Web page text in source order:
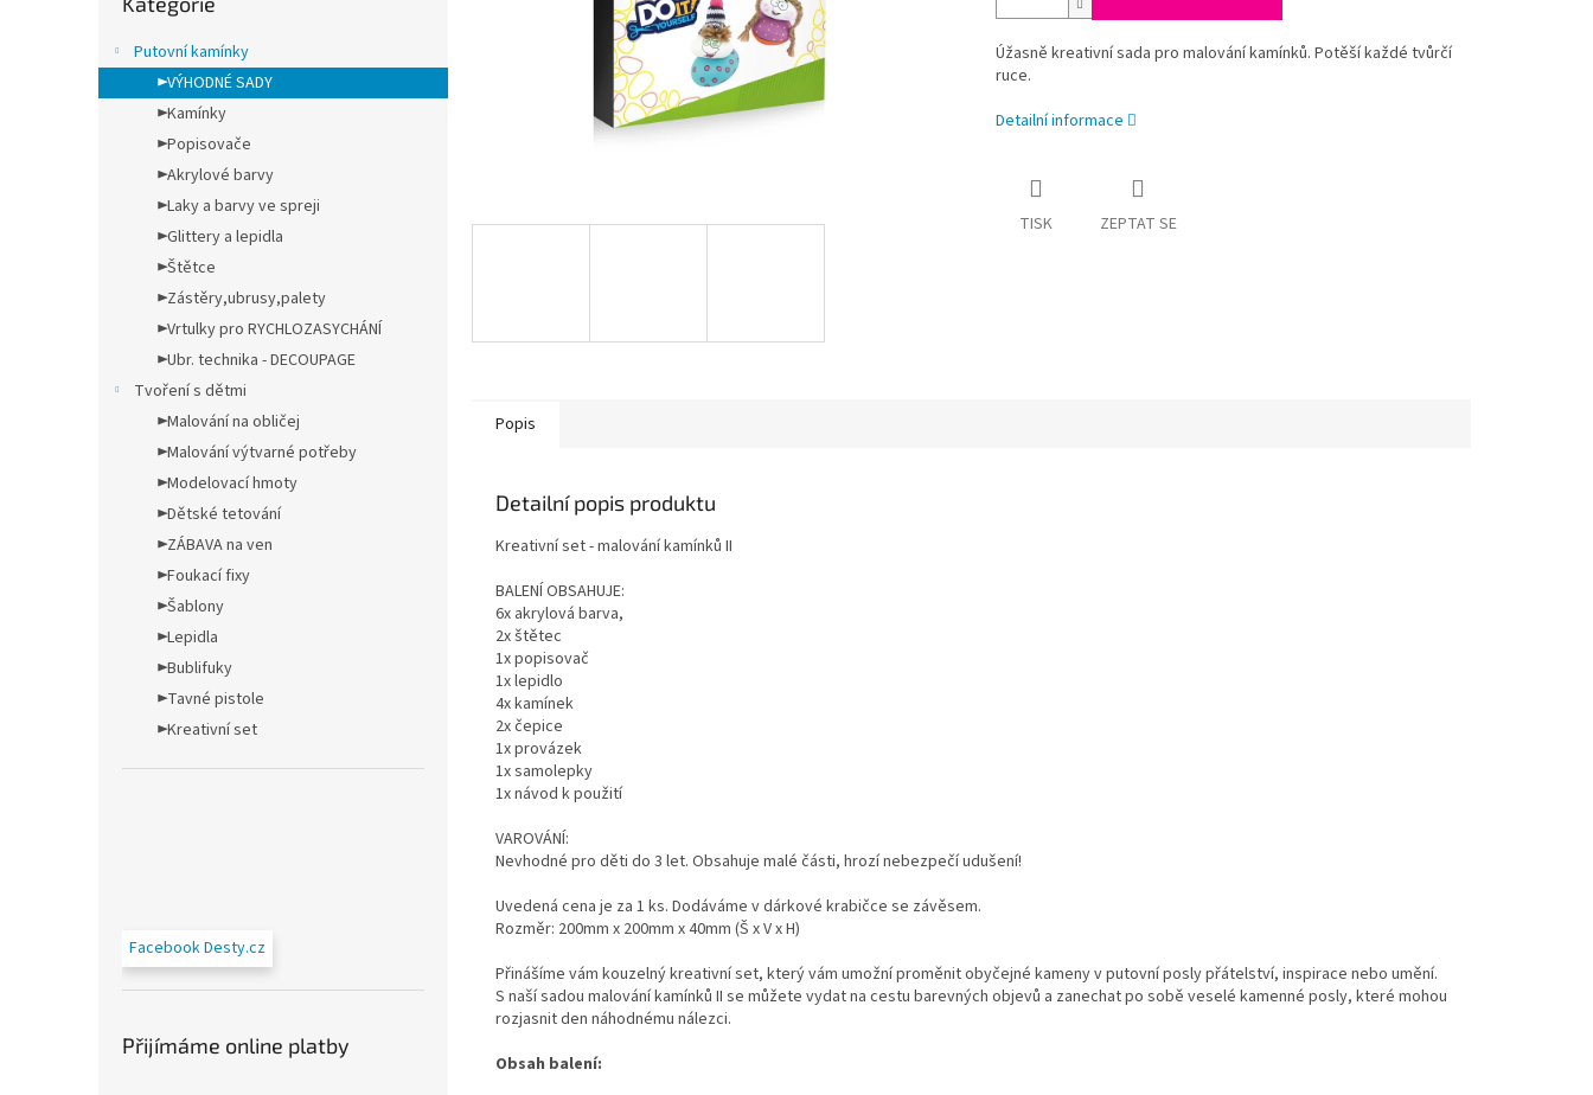
Putovní kamínky
►VÝHODNÉ SADY
►Kamínky
►Popisovače
►Akrylové barvy
►Laky a barvy ve spreji
►Glittery a lepidla
►Štětce
►Zástěry,ubrusy,palety
►Vrtulky pro RYCHLOZASYCHÁNÍ
►Ubr. technika - DECOUPAGE
Tvoření s dětmi
►Malování na obličej
►Malování výtvarné potřeby
►Modelovací hmoty
►Dětské tetování
►ZÁBAVA na ven
►Foukací fixy
►Šablony
►Lepidla
►Bublifuky
►Tavné pistole
►Kreativní set
Facebook Desty.cz
Přijímáme online platby
Úžasně kreativní sada pro malování kamínků. Potěší každé tvůrčí
ruce.
Detailní informace
TISK ZEPTAT SE
Popis
Detailní popis produktu
Kreativní set - malování kamínků II
BALENÍ OBSAHUJE:
6x akrylová barva,
2x štětec
1x popisovač
1x lepidlo
4x kamínek
2x čepice
1x provázek
1x samolepky
1x návod k použití
VAROVÁNÍ:
Nevhodné pro děti do 3 let. Obsahuje malé části, hrozí nebezpečí udušení!
Uvedená cena je za 1 ks. Dodáváme v dárkové krabičce se závěsem.
Rozměr: 200mm x 200mm x 40mm (Š x V x H)
Přinášíme vám kouzelný kreativní set, který vám umožní proměnit obyčejné kameny v putovní posly přátelství, inspirace nebo umění.
S naší sadou malování kamínků II se můžete vydat na cestu barevných objevů a zanechat po sobě veselé kamenné posly, které mohou
rozjasnit den náhodnému nálezci.
Obsah balení: